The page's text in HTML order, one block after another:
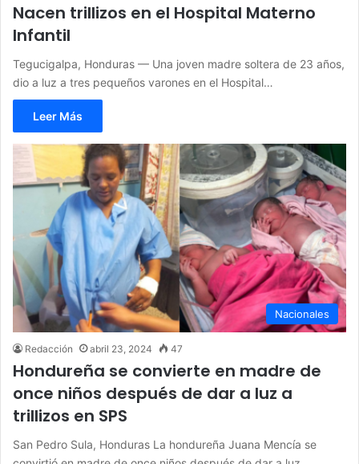
Nacen trillizos en el Hospital Materno
Infantil
Tegucigalpa, Honduras — Una joven madre soltera de 23 años,
dio a luz a tres pequeños varones en el Hospital…
Leer Más
Nacionales
Redacción abril 23, 2024 47
Hondureña se convierte en madre de
once niños después de dar a luz a
trillizos en SPS
San Pedro Sula, Honduras La hondureña Juana Mencía se